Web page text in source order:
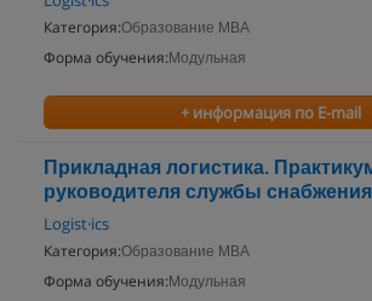
Категория:Образование MBA
Форма обучения: Модульная
+ информация по E-mail
Прикладная логистика.
руководителя службы снабжения
Logist·ics
Категория:Образование MBA
Форма обучения: Модульная